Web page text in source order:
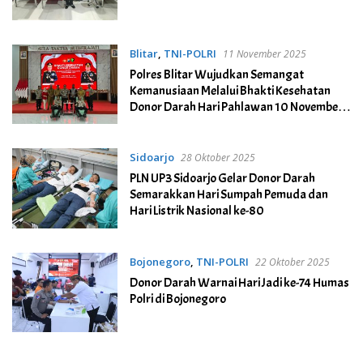
Blitar, TNI-POLRI 11 November 2025
Polres Blitar Wujudkan Semangat
Kemanusiaan Melalui Bhakti Kesehatan
Donor Darah Hari Pahlawan 10 November
Sidoarjo 28 Oktober 2025
PLN UP3 Sidoarjo Gelar Donor Darah
Semarakkan Hari Sumpah Pemuda dan
Hari Listrik Nasional ke-80
Bojonegoro, TNI-POLRI 22 Oktober 2025
Donor Darah Warnai Hari Jadi ke-74 Humas
Polri di Bojonegoro